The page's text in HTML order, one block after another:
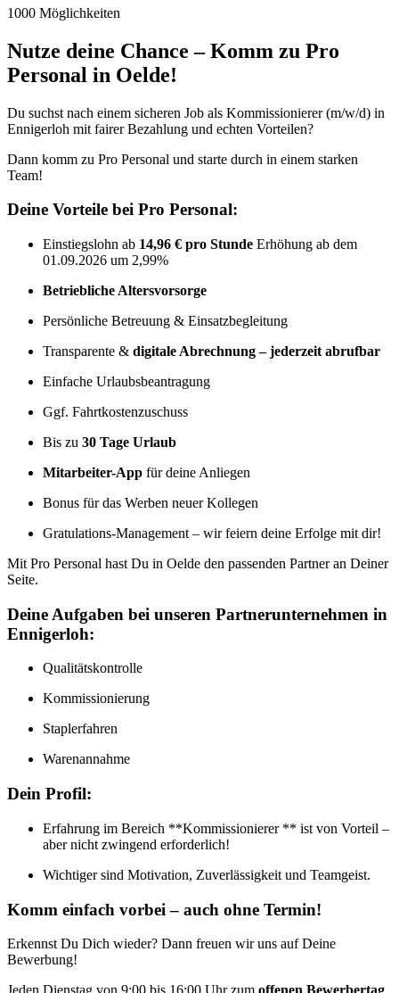
1000 Möglichkeiten
Nutze deine Chance – Komm zu Pro
Personal in Oelde!
Du suchst nach einem sicheren Job als Kommissionierer (m/w/d) in
Ennigerloh mit fairer Bezahlung und echten Vorteilen?
Dann komm zu Pro Personal und starte durch in einem starken
Team!
Deine Vorteile bei Pro Personal:
Einstiegslohn ab 14,96 € pro Stunde Erhöhung ab dem
01.09.2026 um 2,99%
Betriebliche Altersvorsorge
Persönliche Betreuung & Einsatzbegleitung
Transparente & digitale Abrechnung – jederzeit abrufbar
Einfache Urlaubsbeantragung
Ggf. Fahrtkostenzuschuss
Bis zu 30 Tage Urlaub
Mitarbeiter-App für deine Anliegen
Bonus für das Werben neuer Kollegen
Gratulations-Management – wir feiern deine Erfolge mit dir!
Mit Pro Personal hast Du in Oelde den passenden Partner an Deiner
Seite.
Deine Aufgaben bei unseren Partnerunternehmen in
Ennigerloh:
Qualitätskontrolle
Kommissionierung
Staplerfahren
Warenannahme
Dein Profil:
Erfahrung im Bereich **Kommissionierer ** ist von Vorteil –
aber nicht zwingend erforderlich!
Wichtiger sind Motivation, Zuverlässigkeit und Teamgeist.
Komm einfach vorbei – auch ohne Termin!
Erkennst Du Dich wieder? Dann freuen wir uns auf Deine
Bewerbung!